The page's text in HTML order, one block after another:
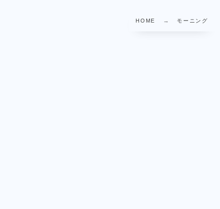
HOME モーニング